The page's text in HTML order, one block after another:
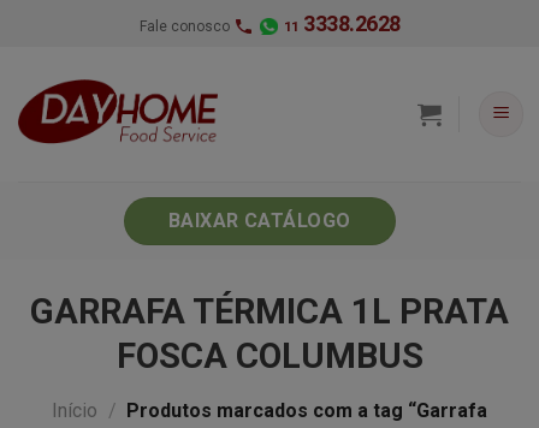
Fale conosco 11 3338.2628
BAIXAR CATÁLOGO
GARRAFA TÉRMICA 1L PRATA
FOSCA COLUMBUS
Início /
Produtos marcados com a tag “Garrafa